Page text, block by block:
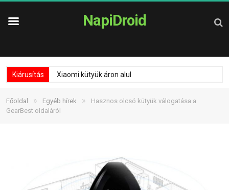
NapiDroid
Kiárusítás Xiaomi kütyük áron alul
Főoldal » Egyéb hírek »
Hasznos olcsó kütyük válogatása a
GearBest oldaláról